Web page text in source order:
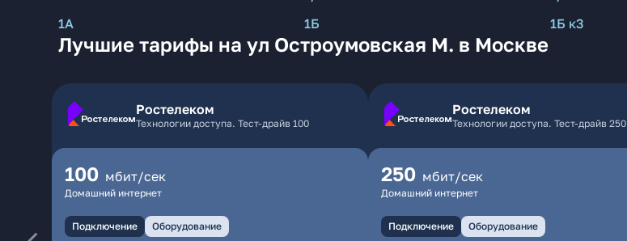
1А
1Б 1Б к3
Лучшие тарифы на ул Остроумовская М. в Москве
Ростелеком
Технологии доступа. Тест-драйв 100
100 мбит/сек
Домашний интернет
Подключение Оборудование
Ростелеком
Технологии доступа. Тест-драйв 250
250 мбит/сек
Домашний интернет
Подключение Оборудование